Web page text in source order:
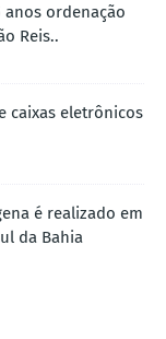
anos ordenação
Reis..
caixas eletrônicos
é realizado em
da Bahia